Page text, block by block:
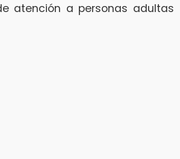
atención a personas adultas